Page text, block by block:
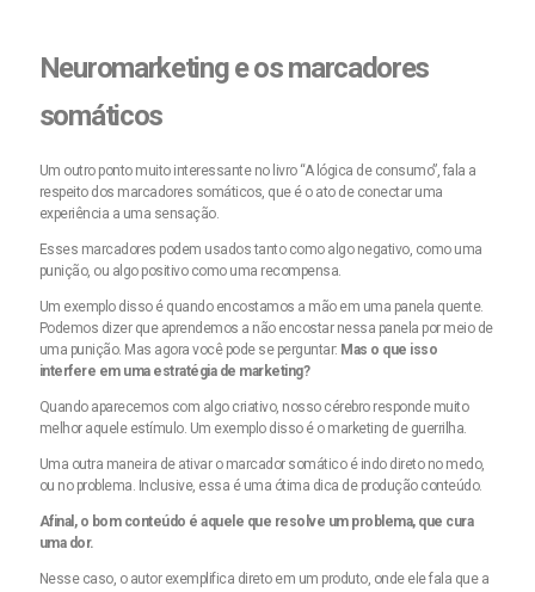
Neuromarketing e os marcadores
somáticos
Um outro ponto muito interessante no livro “A lógica de consumo”, fala a
respeito dos marcadores somáticos, que é o ato de conectar uma
experiência a uma sensação.
Esses marcadores podem usados tanto como algo negativo, como uma
punição, ou algo positivo como uma recompensa.
Um exemplo disso é quando encostamos a mão em uma panela quente.
Podemos dizer que aprendemos a não encostar nessa panela por meio de
uma punição. Mas agora você pode se perguntar: Mas o que isso
interfere em uma estratégia de marketing?
Quando aparecemos com algo criativo, nosso cérebro responde muito
melhor aquele estímulo. Um exemplo disso é o marketing de guerrilha.
Uma outra maneira de ativar o marcador somático é indo direto no medo,
ou no problema. Inclusive, essa é uma ótima dica de produção conteúdo.
Afinal, o bom conteúdo é aquele que resolve um problema, que cura
uma dor.
Nesse caso, o autor exemplifica direto em um produto, onde ele fala que a